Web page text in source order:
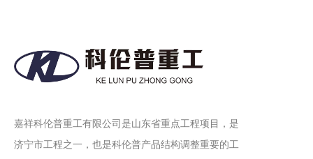
嘉祥科伦普重工有限公司是山东省重点工程项目，是
济宁市工程之一，也是科伦普产品结构调整重要的工